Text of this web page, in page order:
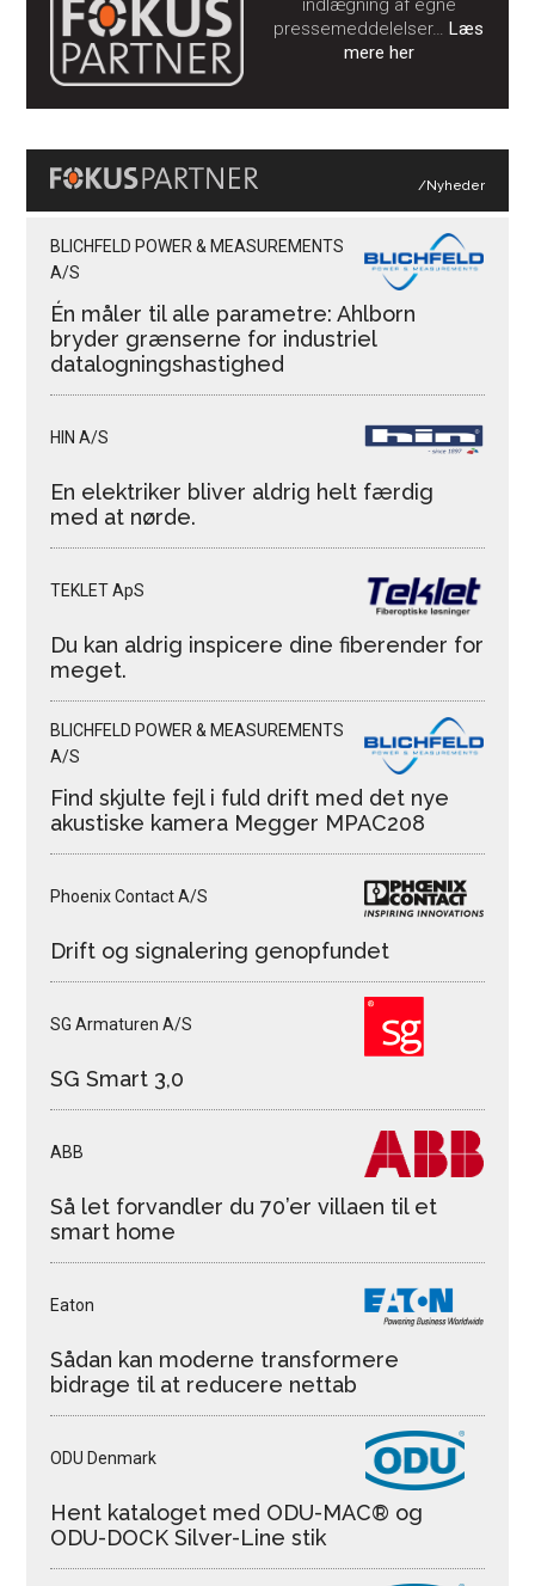
indlægning af egne
pressemeddelelser…Læs
mere her
/Nyheder
BLICHFELD POWER & MEASUREMENTS
A/S
Én måler til alle parametre: Ahlborn
bryder grænserne for industriel
datalogningshastighed
HIN A/S
En elektriker bliver aldrig helt færdig
med at nørde.
TEKLET ApS
Du kan aldrig inspicere dine fiberender for
meget.
BLICHFELD POWER & MEASUREMENTS
A/S
Find skjulte fejl i fuld drift med det nye
akustiske kamera Megger MPAC208
Phoenix Contact A/S
Drift og signalering genopfundet
SG Armaturen A/S
SG Smart 3,0
ABB
Så let forvandler du 70’er villaen til et
smart home
Eaton
Sådan kan moderne transformere
bidrage til at reducere nettab
ODU Denmark
Hent kataloget med ODU-MAC® og
ODU-DOCK Silver-Line stik